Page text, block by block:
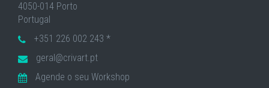
4050-014 Porto
Portugal
+351 226 002 243 *
geral@crivart.pt
Agende o seu Workshop